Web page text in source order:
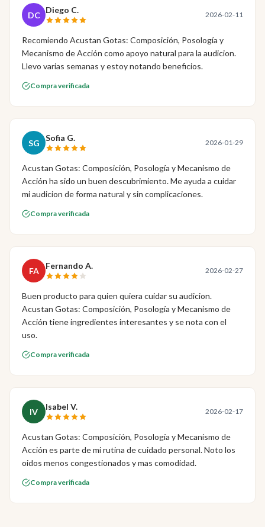
DC Diego C. 2026-02-11
Recomiendo Acustan Gotas: Composición, Posología y
Mecanismo de Acción como apoyo natural para la audicion.
Llevo varias semanas y estoy notando beneficios.
Compra verificada
SG Sofia G. 2026-01-29
Acustan Gotas: Composición, Posología y Mecanismo de
Acción ha sido un buen descubrimiento. Me ayuda a cuidar
mi audicion de forma natural y sin complicaciones.
Compra verificada
FA Fernando A. 2026-02-27
Buen producto para quien quiera cuidar su audicion.
Acustan Gotas: Composición, Posología y Mecanismo de
Acción tiene ingredientes interesantes y se nota con el
uso.
Compra verificada
IV Isabel V. 2026-02-17
Acustan Gotas: Composición, Posología y Mecanismo de
Acción es parte de mi rutina de cuidado personal. Noto los
oidos menos congestionados y mas comodidad.
Compra verificada